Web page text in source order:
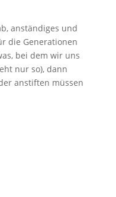
anständiges und
die Generationen
bei dem wir uns
nur so), dann
anstiften müssen